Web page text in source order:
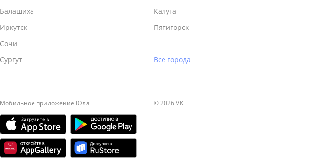
Балашиха
Иркутск
Сочи
Сургут
Калуга
Пятигорск
Все города
Мобильное приложение Юла © 2026 VK